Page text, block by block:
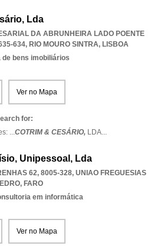
Lda
DA ABRUNHEIRA LADO POENTE
634, RIO MOURO SINTRA, LISBOA
de bens imobiliários
Ver no Mapa
for:
...COTRIM & CESÁRIO, LDA...
Unipessoal, Lda
62, 8005-328, UNIAO FREGUESIAS
, FARO
em informática
Ver no Mapa